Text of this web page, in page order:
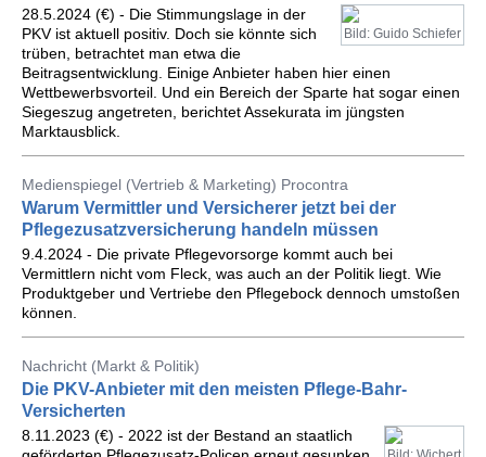
Bild: Guido Schiefer
28.5.2024 (€) - Die Stimmungslage in der
PKV ist aktuell positiv. Doch sie könnte sich
trüben, betrachtet man etwa die
Beitragsentwicklung. Einige Anbieter haben hier einen
Wettbewerbsvorteil. Und ein Bereich der Sparte hat sogar einen
Siegeszug angetreten, berichtet Assekurata im jüngsten
Marktausblick.
Medienspiegel (Vertrieb & Marketing) Procontra
Warum Vermittler und Versicherer jetzt bei der
Pflegezusatzversicherung handeln müssen
9.4.2024 - Die private Pflegevorsorge kommt auch bei
Vermittlern nicht vom Fleck, was auch an der Politik liegt. Wie
Produktgeber und Vertriebe den Pflegebock dennoch umstoßen
können.
Nachricht (Markt & Politik)
Die PKV-Anbieter mit den meisten Pflege-Bahr-
Versicherten
8.11.2023 (€) - 2022 ist der Bestand an staatlich